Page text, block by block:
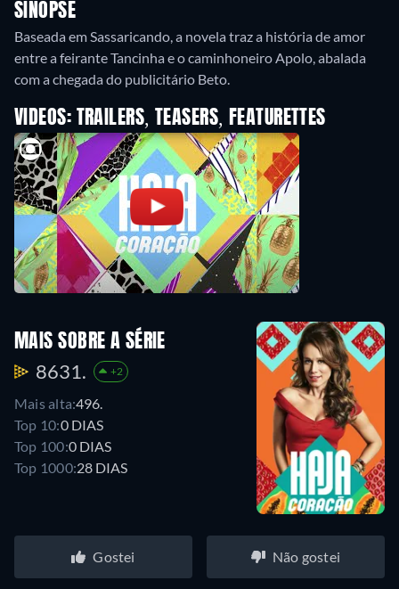
SINOPSE
Baseada em Sassaricando, a novela traz a história de amor
entre a feirante Tancinha e o caminhoneiro Apolo, abalada
com a chegada do publicitário Beto.
VIDEOS: TRAILERS, TEASERS, FEATURETTES
MAIS SOBRE A SÉRIE
8631. +2
Mais alta:496.
Top 10:0 DIAS
Top 100:0 DIAS
Top 1000:28 DIAS
Gostei Não gostei